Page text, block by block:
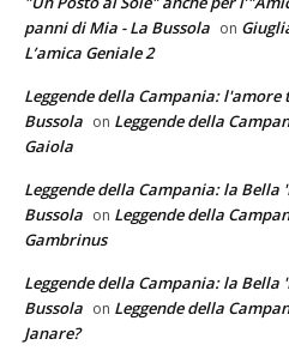
panni di Mia - La Bussola on
L’amica Geniale 2
Leggende della Campania:
Bussola on Leggende della
Gaiola
Leggende della Campania: la
Bussola on Leggende della
Gambrinus
Leggende della Campania: la
Bussola on Leggende della
Janare?